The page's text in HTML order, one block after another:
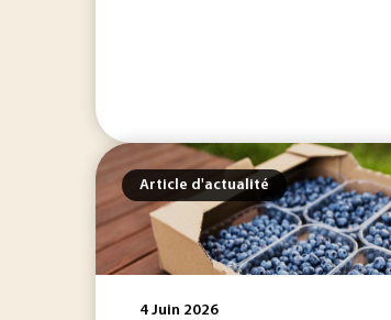
Article d'actualité
4 Juin 2026